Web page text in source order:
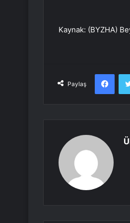
Kaynak: (BYZHA)
Paylaş